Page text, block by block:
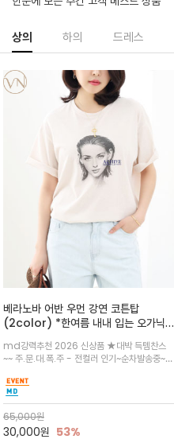
베라노바 어반 우먼 강연 코튼탑
(2color) *한여름 내내 입는 오가닉
강연 코튼 / Partial Printing/라인
워크 (Line Work) & 스케치/감각적
인 아트워크 프린트가 시선을 끄는 루즈
핏 강연티셔츠
md강력추천 2026 신상품 ★대박 득템찬스
~~ 주.문.대.폭.주 - 전컬러 인기~순차발송중~★
한 착용감을 선사하며, 자연스럽게 떨어지는 실루
엣이 편안하며 ★도회적인 무드로 루즈하게 단독
으로도 포인트가 되며, 데일리 활
65,000원
30,000원 53%
상의 하의 드레스